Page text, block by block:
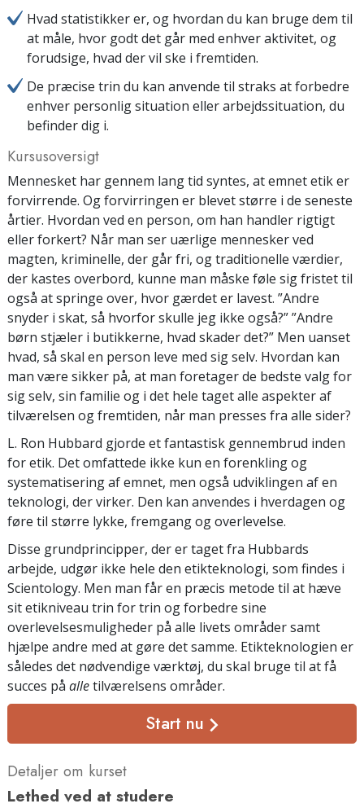
Hvad statistikker er, og hvordan du kan bruge dem til
at måle, hvor godt det går med enhver aktivitet, og
forudsige, hvad der vil ske i fremtiden.
De præcise trin du kan anvende til straks at forbedre
enhver personlig situation eller arbejdssituation, du
befinder dig i.
Kursusoversigt
Mennesket har gennem lang tid syntes, at emnet etik er
forvirrende. Og forvirringen er blevet større i de seneste
årtier. Hvordan ved en person, om han handler rigtigt
eller forkert? Når man ser uærlige mennesker ved
magten, kriminelle, der går fri, og traditionelle værdier,
der kastes overbord, kunne man måske føle sig fristet til
også at springe over, hvor gærdet er lavest. ”Andre
snyder i skat, så hvorfor skulle jeg ikke også?” ”Andre
børn stjæler i butikkerne, hvad skader det?” Men uanset
hvad, så skal en person leve med sig selv. Hvordan kan
man være sikker på, at man foretager de bedste valg for
sig selv, sin familie og i det hele taget alle aspekter af
tilværelsen og fremtiden, når man presses fra alle sider?
L. Ron Hubbard gjorde et fantastisk gennembrud inden
for etik. Det omfattede ikke kun en forenkling og
systematisering af emnet, men også udviklingen af en
teknologi, der virker. Den kan anvendes i hverdagen og
føre til større lykke, fremgang og overlevelse.
Disse grundprincipper, der er taget fra Hubbards
arbejde, udgør ikke hele den etikteknologi, som findes i
Scientology. Men man får en præcis metode til at hæve
sit etikniveau trin for trin og forbedre sine
overlevelsesmuligheder på alle livets områder samt
hjælpe andre med at gøre det samme. Etikteknologien er
således det nødvendige værktøj, du skal bruge til at få
succes på alletilværelsens områder.
Start nu
Detaljer om kurset
Lethed ved at studere